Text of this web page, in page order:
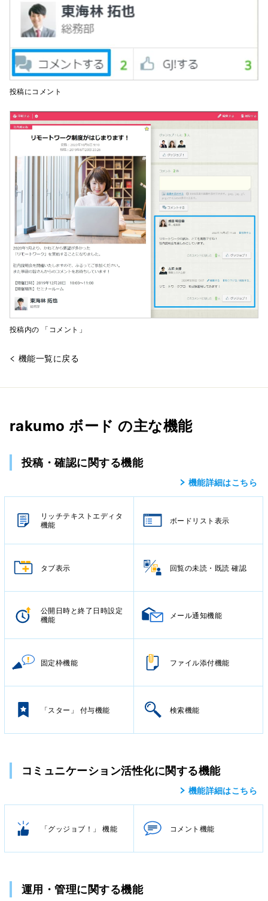
投稿にコメント
投稿内の 「コメント」
機能一覧に戻る
rakumo ボード の主な機能
投稿・確認に関する機能
機能詳細はこちら
リッチテキストエディタ
機能
ボードリスト表示
タブ表示 回覧の未読・既読 確認
公開日時と終了日時設定
機能
メール通知機能
固定枠機能 ファイル添付機能
「スター」 付与機能 検索機能
コミュニケーション活性化に関する機能
機能詳細はこちら
「グッジョブ！」 機能 コメント機能
運用・管理に関する機能